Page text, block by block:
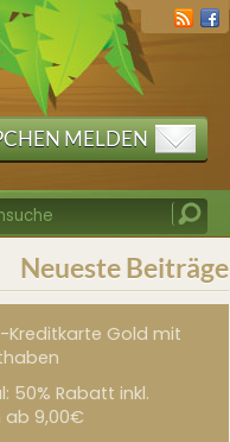
MELDEN
Neueste Beiträge
Kreditkarte Gold mit
50% Rabatt inkl.
ab 9,00€